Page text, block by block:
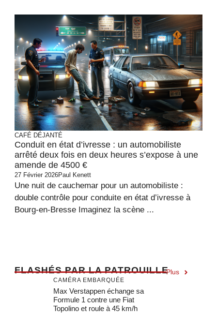
CAFÉ DÉJANTÉ
Conduit en état d’ivresse : un automobiliste
arrêté deux fois en deux heures s’expose à une
amende de 4500 €
27 Février 2026Paul Kenett
Une nuit de cauchemar pour un automobiliste :
double contrôle pour conduite en état d’ivresse à
Bourg-en-Bresse Imaginez la scène ...
FLASHÉS PAR LA PATROUILLEPlus
CAMÉRA EMBARQUÉE
Max Verstappen échange sa
Formule 1 contre une Fiat
Topolino et roule à 45 km/h